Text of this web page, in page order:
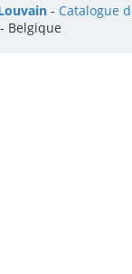
- Catalogue
- Belgique